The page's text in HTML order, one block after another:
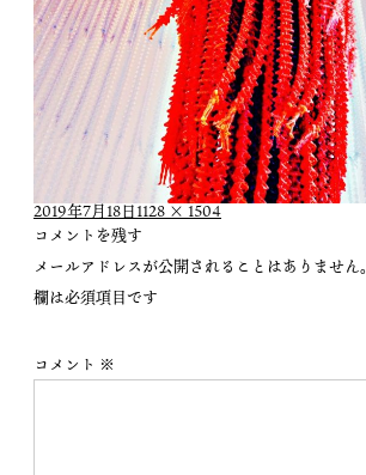
投
稿
日:
2019年7月18日フ
ル
サ
イ
ズ
1128 × 1504
コメントを残す
メールアドレスが公開されることはありません。
欄は必須項目です
コメント ※